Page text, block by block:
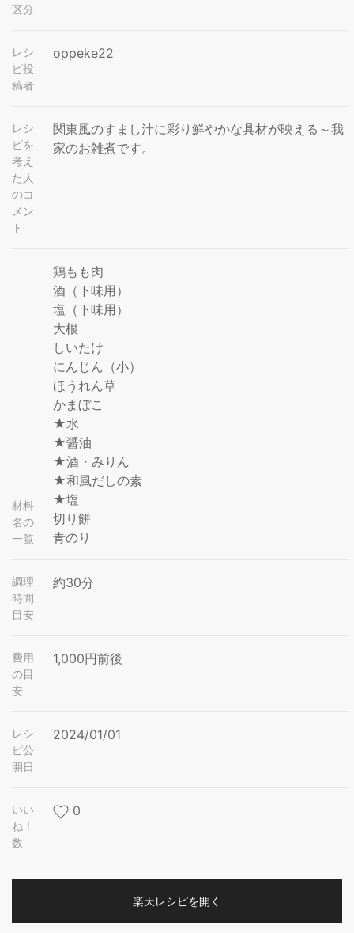
区分
レシ
ピ投
稿者
oppeke22
レシ
ピを
考え
た人
のコ
メン
ト
関東風のすまし汁に彩り鮮やかな具材が映える～我
家のお雑煮です。
材料
名の
一覧
鶏もも肉
酒（下味用）
塩（下味用）
大根
しいたけ
にんじん（小）
ほうれん草
かまぼこ
★水
★醤油
★酒・みりん
★和風だしの素
★塩
切り餅
青のり
調理
時間
目安
約30分
費用
の目
安
1,000円前後
レシ
ピ公
開日
2024/01/01
いい
ね！
数
0
楽天レシピを開く